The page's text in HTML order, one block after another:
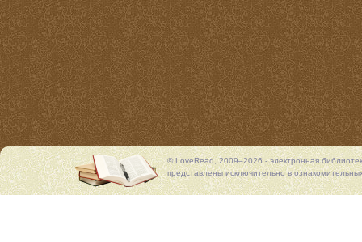
© LoveRead, 2009–2026 - электронная
представлены исключительно в